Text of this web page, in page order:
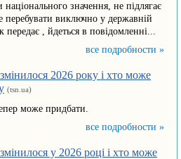
значення, не підлягає
перебувати виключно у державній
передає , йдеться в повідомленні...
все подробности »
2026 року і хто може
(tsn.ua)
може придбати.
все подробности »
у 2026 році і хто може